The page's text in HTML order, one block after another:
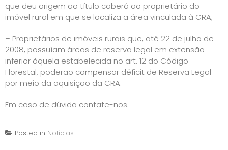
que deu origem ao título caberá ao proprietário do
imóvel rural em que se localiza a área vinculada à CRA;
– Proprietários de imóveis rurais que, até 22 de julho de
2008, possuíam áreas de reserva legal em extensão
inferior àquela estabelecida no art. 12 do Código
Florestal, poderão compensar déficit de Reserva Legal
por meio da aquisição da CRA.
Em caso de dúvida contate-nos.
Posted in Notícias